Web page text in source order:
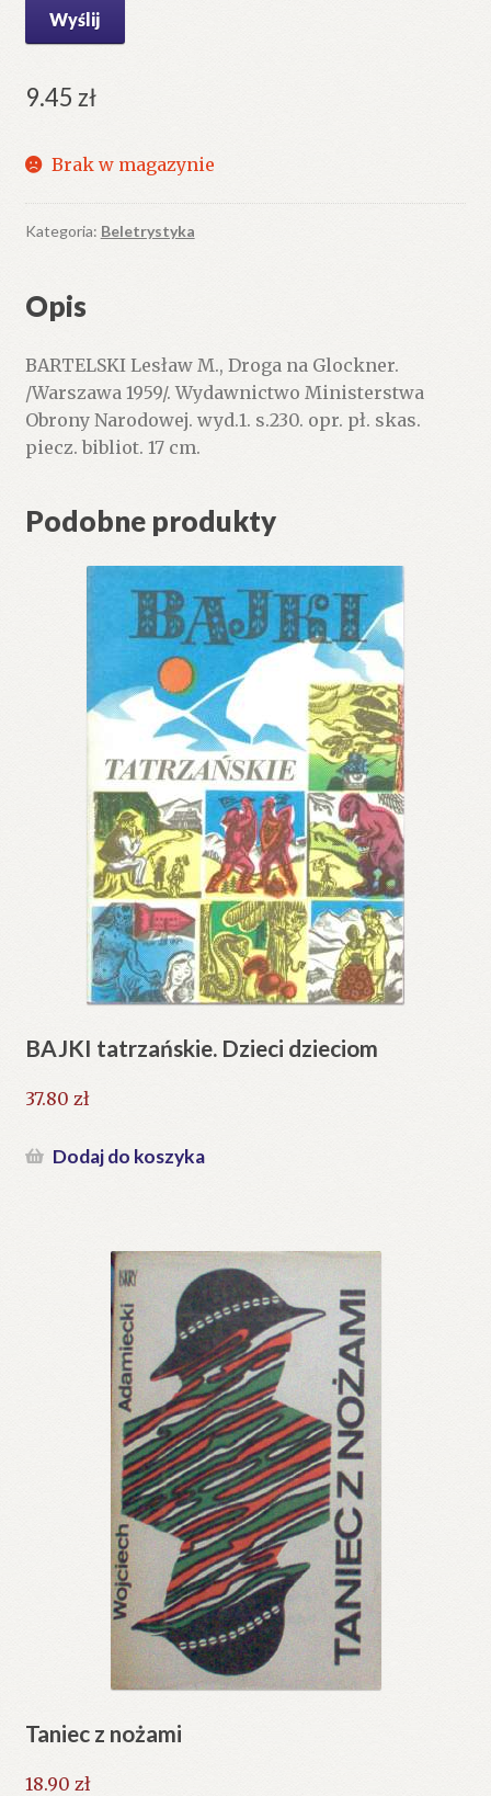
9.45 zł
Brak w magazynie
Kategoria: Beletrystyka
Opis
BARTELSKI Lesław M., Droga na Glockner.
/Warszawa 1959/. Wydawnictwo Ministerstwa
Obrony Narodowej. wyd.1. s.230. opr. pł. skas.
piecz. bibliot. 17 cm.
Podobne produkty
BAJKI tatrzańskie. Dzieci dzieciom
37.80 zł
Dodaj do koszyka
Taniec z nożami
18.90 zł